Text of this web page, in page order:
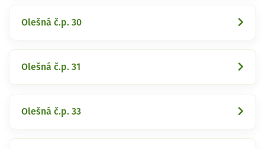
Olešná č.p. 30
Olešná č.p. 31
Olešná č.p. 33